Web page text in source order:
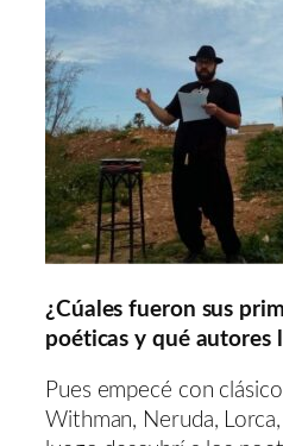
¿Cúales fueron sus
poéticas y qué autores
Pues empecé con
Withman, Neruda,